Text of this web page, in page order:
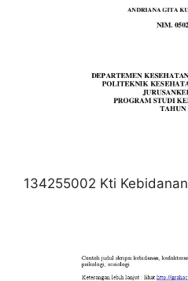
134255002 Kti Kebidanan